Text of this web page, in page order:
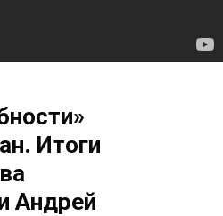
Итоги
Андрей